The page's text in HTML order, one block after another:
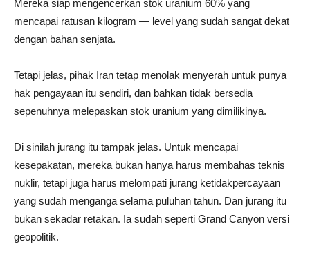
Mereka siap mengencerkan stok uranium 60% yang
mencapai ratusan kilogram — level yang sudah sangat dekat
dengan bahan senjata.
Tetapi jelas, pihak Iran tetap menolak menyerah untuk punya
hak pengayaan itu sendiri, dan bahkan tidak bersedia
sepenuhnya melepaskan stok uranium yang dimilikinya.
Di sinilah jurang itu tampak jelas. Untuk mencapai
kesepakatan, mereka bukan hanya harus membahas teknis
nuklir, tetapi juga harus melompati jurang ketidakpercayaan
yang sudah menganga selama puluhan tahun. Dan jurang itu
bukan sekadar retakan. Ia sudah seperti Grand Canyon versi
geopolitik.